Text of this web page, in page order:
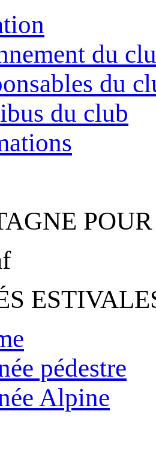
du
du
du club
pédestre
Alpine